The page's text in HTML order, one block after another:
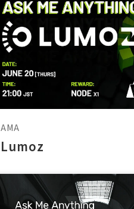
AMA
Lumoz